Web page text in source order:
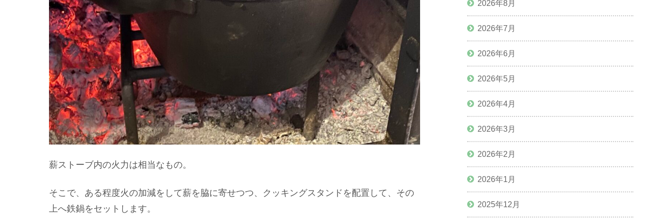
薪ストーブ内の火力は相当なもの。
そこで、ある程度火の加減をして薪を脇に寄せつつ、クッキングスタンドを配置して、その
上へ鉄鍋をセットします。
2026年8月
2026年7月
2026年6月
2026年5月
2026年4月
2026年3月
2026年2月
2026年1月
2025年12月